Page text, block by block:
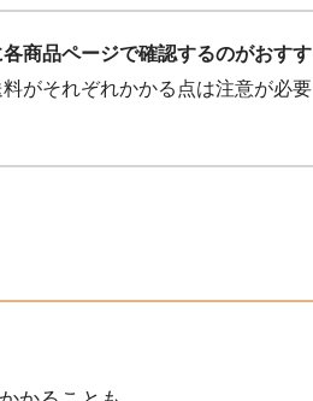
商品ページで確認するのがおすす
がそれぞれかかる点は注意が必要